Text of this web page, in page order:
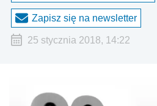
Zapisz się na newsletter
25 stycznia 2018, 14:22